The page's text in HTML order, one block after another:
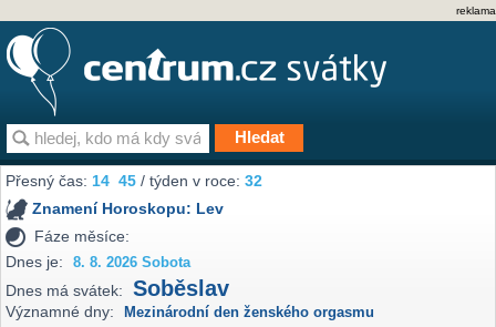
reklama
Přesný čas:14 45 / týden v roce:32
Znamení Horoskopu: Lev
Fáze měsíce:
Dnes je:
8. 8. 2026 Sobota
Dnes má svátek: Soběslav
Významné dny: Mezinárodní den ženského orgasmu